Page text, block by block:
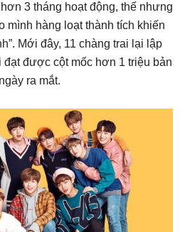
3 tháng hoạt động, thế nhưng
mình hàng loạt thành tích khiến
Mới đây, 11 chàng trai lại lập
đạt được cột mốc hơn 1 triệu bản
ra mắt.